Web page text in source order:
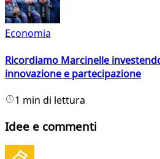
Economia
Ricordiamo Marcinelle
innovazione e partecipazione
1 min di lettura
Idee e commenti